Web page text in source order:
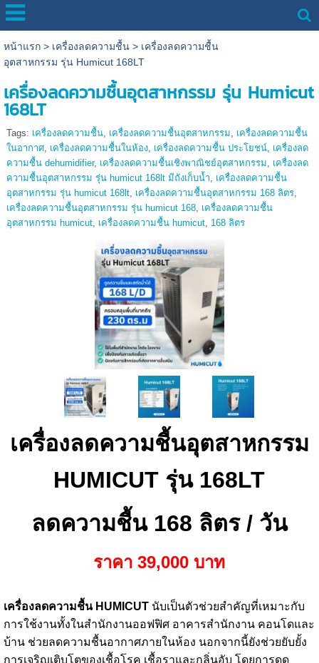
หน้าแรก> เครื่องลดความชื้น> เครื่องลดความชื้น
อุตสาหกรรม รุ่น Humicut 168LT
เครื่องลดความชื้นอุตสาหกรรม รุ่น Humicut
168LT
Tags: เครื่องลดความชื้น, เครื่องลดความชื้นอุตสาหกรรม, เครื่องลดความชื้น
ในอากาศ, เครื่องลดความชื้นในห้อง, เครื่องลดความชื้น ประโยชน์, เครื่องลด
ความชื้น dehumidifier, เครื่องลดความชื้นเชิงพาณิชย์อุตสาหกรรม, เครื่องลด
ความชื้นอุตสาหกรรม รุ่น humicut 168lt มีถังเก็บน้ำ, เครื่องลดความชื้น
อุตสาหกรรม รุ่น humicut 168lt, เครื่องลดความชื้นอุตสาหกรรม 168 ลิตร,
เครื่องลดความชื้นอุตสาหกรรม รุ่น humicut 168, เครื่องลดความชื้น
อุตสาหกรรม humicut, เครื่องลดความชื้น humicut, 168 ลิตร
เครื่องลดความชื้นอุตสาหกรรม
HUMICUT รุ่น 168LT
ลดความชื้น 168 ลิตร / วัน
ราคา 39,000 บาท
เครื่องลดความชื้น HUMICUTนับเป็นตัวช่วยสำคัญที่เหมาะกับ
การใช้งานทั้งในสำนักงานออฟฟิศ อาคารสำนักงาน คอนโดและ
บ้าน ช่วยลดความชื้นอากาศภายในห้อง นอกจากนี้ยังช่วยยับยั้ง
การเจริญเติบโตของเชื้อโรค เชื้อราและกลิ่นอับ โดยการดูด